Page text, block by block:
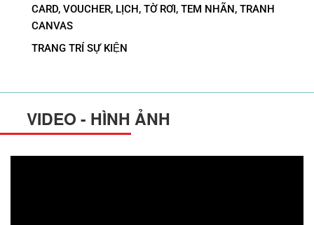
CARD, VOUCHER, LỊCH, TỜ RƠI, TEM NHÃN, TRANH
CANVAS
TRANG TRÍ SỰ KIỆN
VIDEO - HÌNH ẢNH